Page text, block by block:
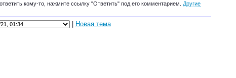
кому-то, нажмите ссылку "Ответить" под его комментарием. Другие
Новая тема